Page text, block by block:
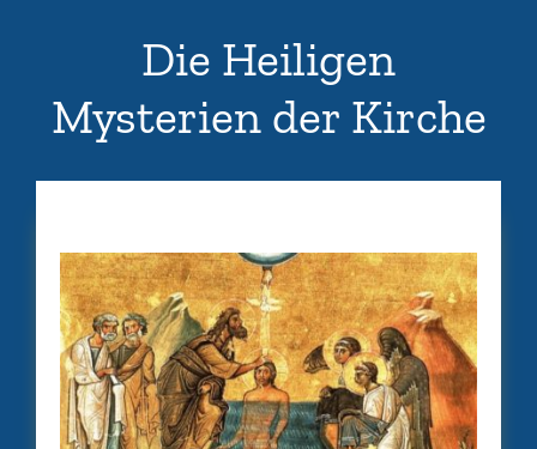
Die Heiligen
Mysterien der Kirche